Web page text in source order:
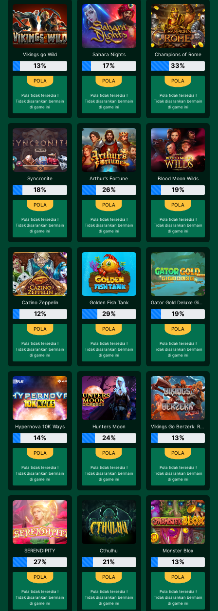
Vikings go Wild
13%
Pola tidak tersedia !
Tidak disarankan bermain
di game ini
Sahara Nights
17%
Pola tidak tersedia !
Tidak disarankan bermain
di game ini
Champions of Rome
33%
Pola tidak tersedia !
Tidak disarankan bermain
di game ini
Syncronite
18%
Pola tidak tersedia !
Tidak disarankan bermain
di game ini
Arthur's Fortune
26%
Pola tidak tersedia !
Tidak disarankan bermain
di game ini
Blood Moon Wilds
19%
Pola tidak tersedia !
Tidak disarankan bermain
di game ini
Cazino Zeppelin
12%
Pola tidak tersedia !
Tidak disarankan bermain
di game ini
Golden Fish Tank
29%
Pola tidak tersedia !
Tidak disarankan bermain
di game ini
Gator Gold Deluxe Gigablox
19%
Pola tidak tersedia !
Tidak disarankan bermain
di game ini
Hypernova 10K Ways
14%
Pola tidak tersedia !
Tidak disarankan bermain
di game ini
Hunters Moon
24%
Pola tidak tersedia !
Tidak disarankan bermain
di game ini
Vikings Go Berzerk: Reloaded
13%
Pola tidak tersedia !
Tidak disarankan bermain
di game ini
SERENDIPITY
27%
Pola tidak tersedia !
Tidak disarankan bermain
di game ini
Cthulhu
21%
Pola tidak tersedia !
Tidak disarankan bermain
di game ini
Monster Blox
13%
Pola tidak tersedia !
Tidak disarankan bermain
di game ini